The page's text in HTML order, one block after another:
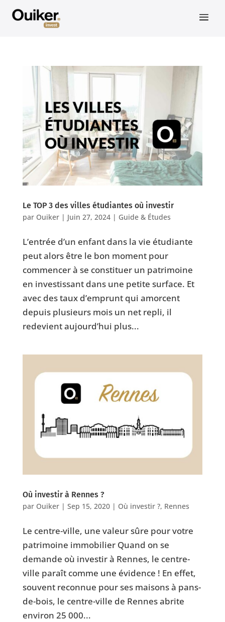
Le TOP 3 des villes étudiantes où investir
par Ouiker| Juin 27, 2024| Guide & Études
L’entrée d’un enfant dans la vie étudiante
peut alors être le bon moment pour
commencer à se constituer un patrimoine
en investissant dans une petite surface. Et
avec des taux d’emprunt qui amorcent
depuis plusieurs mois un net repli, il
redevient aujourd’hui plus...
Où investir à Rennes ?
par Ouiker| Sep 15, 2020| Où investir ?, Rennes
Le centre-ville, une valeur sûre pour votre
patrimoine immobilier Quand on se
demande où investir à Rennes, le centre-
ville paraît comme une évidence ! En effet,
souvent reconnue pour ses maisons à pans-
de-bois, le centre-ville de Rennes abrite
environ 25 000...